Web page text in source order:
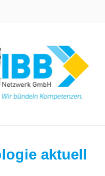
aktuell